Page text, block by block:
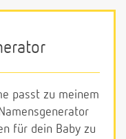
passt zu meinem
für dein Baby zu